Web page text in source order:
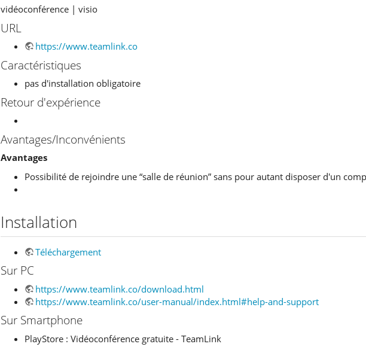
vidéoconférence | visio
URL
https://www.teamlink.co
Caractéristiques
pas d'installation obligatoire
Retour d'expérience
Avantages/Inconvénients
Avantages
Possibilité de rejoindre une “salle de réunion” sans pour autant disposer d'un
Installation
Téléchargement
Sur PC
https://www.teamlink.co/download.html
https://www.teamlink.co/user-manual/index.html#help-and-support
Sur Smartphone
PlayStore : Vidéoconférence gratuite - TeamLink